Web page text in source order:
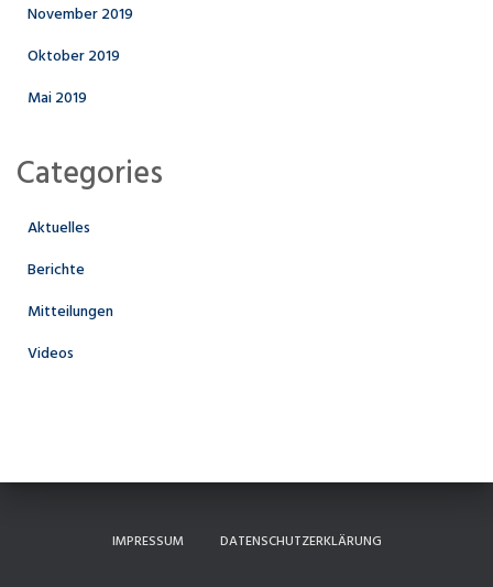
November 2019
Oktober 2019
Mai 2019
Categories
Aktuelles
Berichte
Mitteilungen
Videos
IMPRESSUM DATENSCHUTZERKLÄRUNG